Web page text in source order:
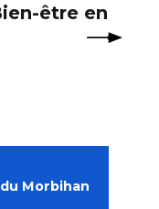
être en
Morbihan